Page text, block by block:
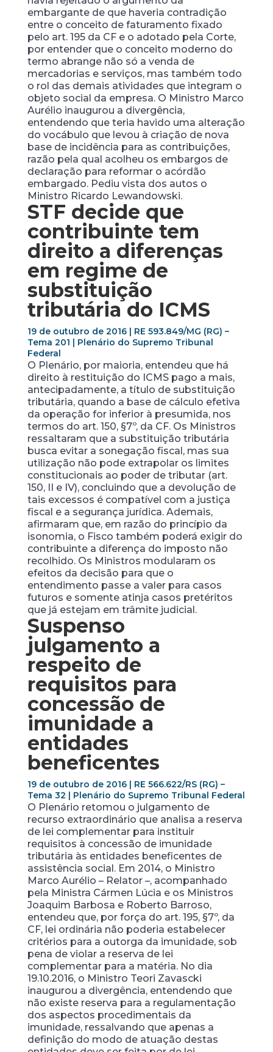
embargante de que haveria contradição
entre o conceito de faturamento fixado
pelo art. 195 da CF e o adotado pela Corte,
por entender que o conceito moderno do
termo abrange não só a venda de
mercadorias e serviços, mas também todo
o rol das demais atividades que integram o
objeto social da empresa. O Ministro Marco
Aurélio inaugurou a divergência,
entendendo que teria havido uma alteração
do vocábulo que levou à criação de nova
base de incidência para as contribuições,
razão pela qual acolheu os embargos de
declaração para reformar o acórdão
embargado. Pediu vista dos autos o
Ministro Ricardo Lewandowski.
STF decide que
contribuinte tem
direito a diferenças
em regime de
substituição
tributária do ICMS
19 de outubro de 2016 | RE 593.849/MG (RG) –
Tema 201 | Plenário do Supremo Tribunal
Federal
O Plenário, por maioria, entendeu que há
direito à restituição do ICMS pago a mais,
antecipadamente, a título de substituição
tributária, quando a base de cálculo efetiva
da operação for inferior à presumida, nos
termos do art. 150, §7º, da CF. Os Ministros
ressaltaram que a substituição tributária
busca evitar a sonegação fiscal, mas sua
utilização não pode extrapolar os limites
constitucionais ao poder de tributar (art.
150, II e IV), concluindo que a devolução de
tais excessos é compatível com a justiça
fiscal e a segurança jurídica. Ademais,
afirmaram que, em razão do princípio da
isonomia, o Fisco também poderá exigir do
contribuinte a diferença do imposto não
recolhido. Os Ministros modularam os
efeitos da decisão para que o
entendimento passe a valer para casos
futuros e somente atinja casos pretéritos
que já estejam em trâmite judicial.
Suspenso
julgamento a
respeito de
requisitos para
concessão de
imunidade a
entidades
beneficentes
19 de outubro de 2016 | RE 566.622/RS (RG) –
Tema 32 | Plenário do Supremo Tribunal Federal
O Plenário retomou o julgamento de
recurso extraordinário que analisa a reserva
de lei complementar para instituir
requisitos à concessão de imunidade
tributária às entidades beneficentes de
assistência social. Em 2014, o Ministro
Marco Aurélio – Relator –, acompanhado
pela Ministra Cármen Lúcia e os Ministros
Joaquim Barbosa e Roberto Barroso,
entendeu que, por força do art. 195, §7º, da
CF, lei ordinária não poderia estabelecer
critérios para a outorga da imunidade, sob
pena de violar a reserva de lei
complementar para a matéria. No dia
19.10.2016, o Ministro Teori Zavascki
inaugurou a divergência, entendendo que
não existe reserva para a regulamentação
dos aspectos procedimentais da
imunidade, ressalvando que apenas a
definição do modo de atuação destas